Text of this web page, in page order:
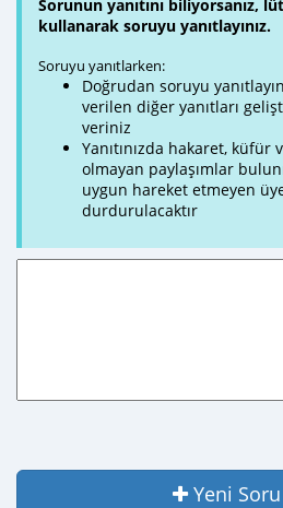
Sorunun yanıtını biliyorsanız,
kullanarak soruyu yanıtlayınız.
Soruyu yanıtlarken:
Doğrudan soruyu
verilen diğer yanıtları
veriniz
Yanıtınızda hakaret,
olmayan paylaşımlar
uygun hareket etmeyen
durdurulacaktır
Yeni